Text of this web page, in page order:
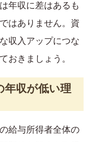
年収に差はあるも
はありません。資
収入アップにつな
おきましょう。
年収が低い理
給与所得者全体の